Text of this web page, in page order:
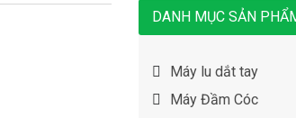
DANH MỤC SẢN
Máy lu dắt tay
Máy Đầm Cóc